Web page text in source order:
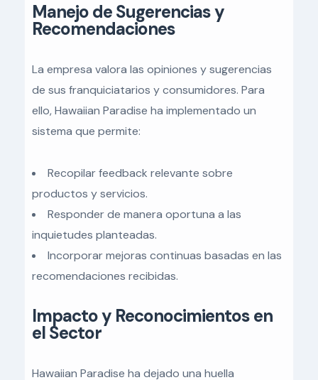
Manejo de Sugerencias y
Recomendaciones
La empresa valora las opiniones y sugerencias
de sus franquiciatarios y consumidores. Para
ello, Hawaiian Paradise ha implementado un
sistema que permite:
Recopilar feedback relevante sobre
productos y servicios.
Responder de manera oportuna a las
inquietudes planteadas.
Incorporar mejoras continuas basadas en las
recomendaciones recibidas.
Impacto y Reconocimientos en
el Sector
Hawaiian Paradise ha dejado una huella